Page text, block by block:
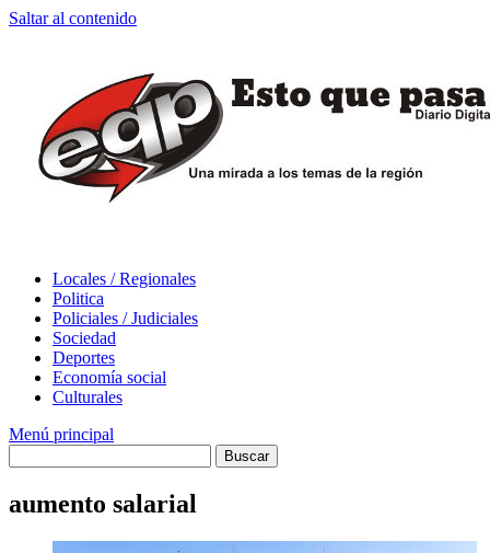
Saltar al contenido
Locales / Regionales
Politica
Policiales / Judiciales
Sociedad
Deportes
Economía social
Culturales
Menú principal
aumento salarial